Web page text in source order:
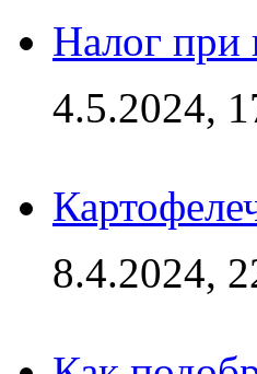
Налог при
4.5.2024,
8.4.2024,